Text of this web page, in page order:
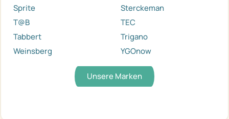
Sprite
Sterckeman
T@B
TEC
Tabbert
Trigano
Weinsberg
YGOnow
Unsere Marken